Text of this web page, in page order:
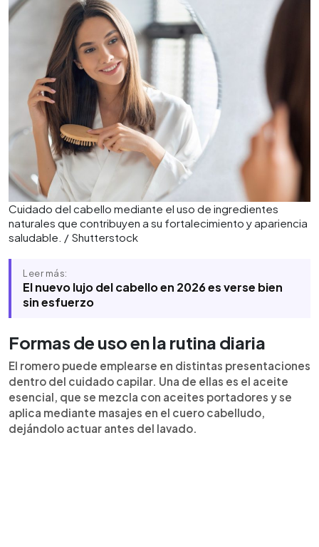
Cuidado del cabello mediante el uso de ingredientes
naturales que contribuyen a su fortalecimiento y apariencia
saludable. / Shutterstock
Leer más:
El nuevo lujo del cabello en 2026 es verse bien
sin esfuerzo
Formas de uso en la rutina diaria
El romero puede emplearse en distintas presentaciones
dentro del cuidado capilar. Una de ellas es el aceite
esencial, que se mezcla con aceites portadores y se
aplica mediante masajes en el cuero cabelludo,
dejándolo actuar antes del lavado.